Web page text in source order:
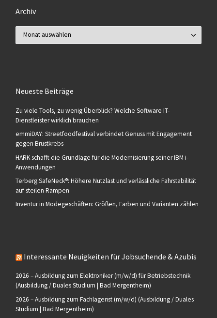
Archiv
Neueste Beiträge
Zu viele Tools, zu wenig Überblick? Welche Software IT-
Dienstleister wirklich brauchen
emmiDAY: Streetfoodfestival verbindet Genuss mit Engagement
gegen Brustkrebs
HARK schafft die Grundlage für die Modernisierung seiner IBM i-
Anwendungen
Terberg SafeNeck®: Höhere Nutzlast und verlässliche Fahrstabilität
auf steilen Rampen
Inventur in Modegeschäften: Größen, Farben und Varianten zählen
Interessante Neuigkeiten für Jobsuchende & Azubis
2026 – Ausbildung zum Elektroniker (m/w/d) für Betriebstechnik
(Ausbildung / Duales Studium | Bad Mergentheim)
2026 – Ausbildung zum Fachlagerist (m/w/d) (Ausbildung / Duales
Studium | Bad Mergentheim)